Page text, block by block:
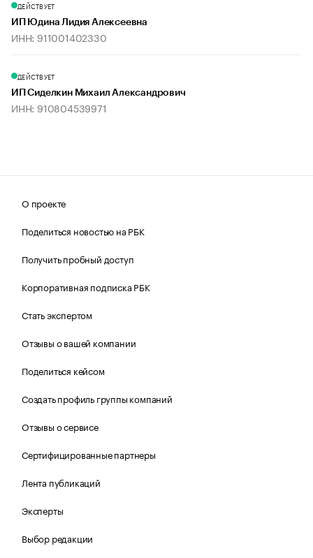
ДЕЙСТВУЕТ
ИП Юдина Лидия Алексеевна
ИНН: 911001402330
ДЕЙСТВУЕТ
ИП Сиделкин Михаил Александрович
ИНН: 910804539971
О проекте
Поделиться новостью на РБК
Получить пробный доступ
Корпоративная подписка РБК
Стать экспертом
Отзывы о вашей компании
Поделиться кейсом
Создать профиль группы компаний
Отзывы о сервисе
Сертифицированные партнеры
Лента публикаций
Эксперты
Выбор редакции